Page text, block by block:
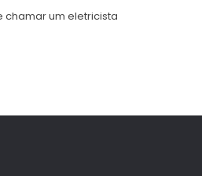
chamar um eletricista